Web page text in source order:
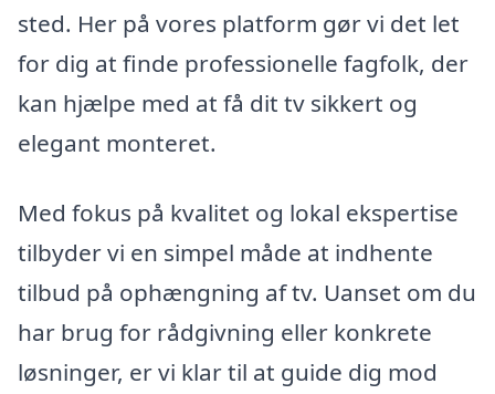
sted. Her på vores platform gør vi det let
for dig at finde professionelle fagfolk, der
kan hjælpe med at få dit tv sikkert og
elegant monteret.
Med fokus på kvalitet og lokal ekspertise
tilbyder vi en simpel måde at indhente
tilbud på ophængning af tv. Uanset om du
har brug for rådgivning eller konkrete
løsninger, er vi klar til at guide dig mod